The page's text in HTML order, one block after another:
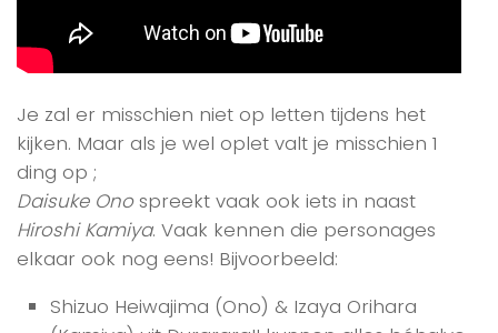
Je zal er misschien niet op letten tijdens het
kijken. Maar als je wel oplet valt je misschien 1
ding op ;
Daisuke Onospreekt vaak ook iets in naast
Hiroshi Kamiya. Vaak kennen die personages
elkaar ook nog eens! Bijvoorbeeld:
Shizuo Heiwajima (Ono) & Izaya Orihara